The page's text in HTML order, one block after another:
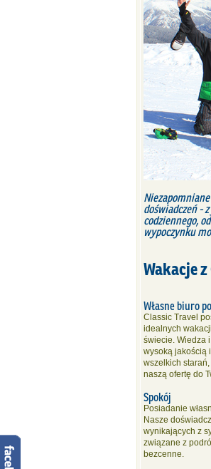
doświadczeń -
codziennego,
wypoczynku
Wakacje
Własne biuro
Classic Travel
idealnych
świecie. Wiedza
wysoką jakością
wszelkich
naszą ofertę do
Spokój
Posiadanie
Nasze
wynikających z
związane z
bezcenne.